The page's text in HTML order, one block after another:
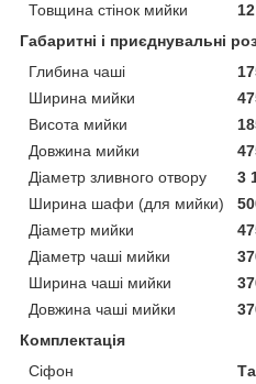
Товщина стінок мийки
Габаритні і приєднувальні
Глибина чаші
Ширина мийки
Висота мийки
Довжина мийки
Діаметр зливного отвору
3
Ширина шафи (для мийки)
Діаметр мийки
Діаметр чаші мийки
Ширина чаші мийки
Довжина чаші мийки
Комплектація
Сіфон